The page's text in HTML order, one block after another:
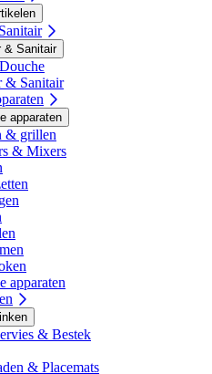
& Sanitair
& Sanitair
apparaten
& grillen
& Mixers
apparaten
& Bestek
& Placemats